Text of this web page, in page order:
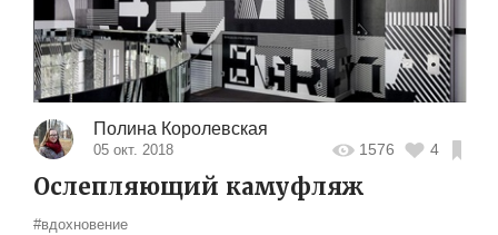
Полина Королевская
05 окт. 2018 1576 4
Ослепляющий камуфляж
#вдохновение